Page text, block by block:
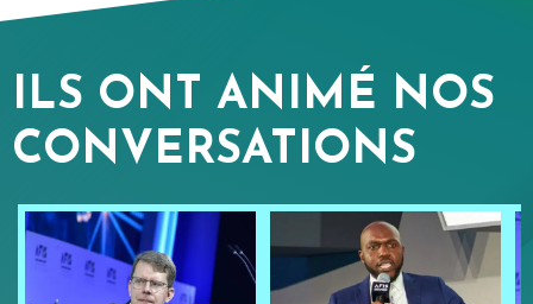
ILS ONT ANIMÉ NOS
CONVERSATIONS